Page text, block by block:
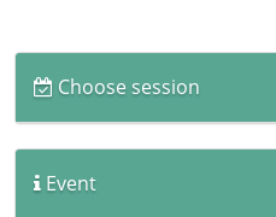
Choose session
Event